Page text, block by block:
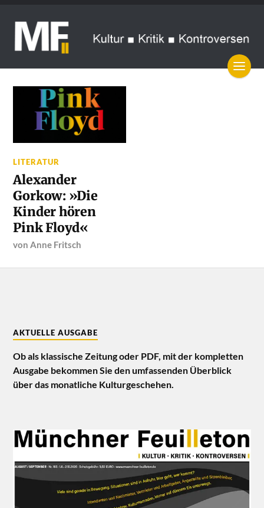
LITERATUR
Alexander
Gorkow: »Die
Kinder hören
Pink Floyd«
von Anne Fritsch
AKTUELLE AUSGABE
Ob als klassische Zeitung oder PDF, mit der kompletten
Ausgabe bekommen Sie den umfassenden Überblick
über das monatliche Kulturgeschehen.